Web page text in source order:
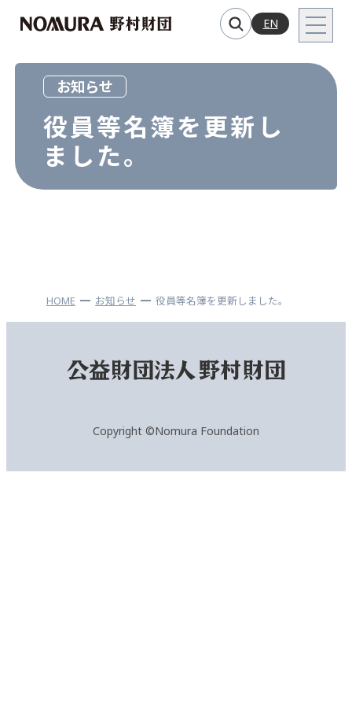
EN
お知らせ
役員等名簿を更新し
ました。
HOME お知らせ 役員等名簿を更新しました。
Copyright ©Nomura Foundation